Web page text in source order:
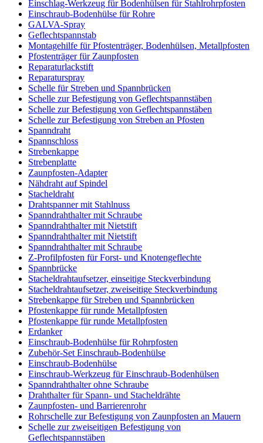
Einschlag-Werkzeug für Bodenhülsen für Stahlrohrpfosten
Einschraub-Bodenhülse für Rohre
GALVA-Spray
Geflechtspannstab
Montagehilfe für Pfostenträger, Bodenhülsen, Metallpfosten
Pfostenträger für Zaunpfosten
Reparaturlackstift
Reparaturspray
Schelle für Streben und Spannbrücken
Schelle zur Befestigung von Geflechtspannstäben
Schelle zur Befestigung von Geflechtspannstäben
Schelle zur Befestigung von Streben an Pfosten
Spanndraht
Spannschloss
Strebenkappe
Strebenplatte
Zaunpfosten-Adapter
Nähdraht auf Spindel
Stacheldraht
Drahtspanner mit Stahlnuss
Spanndrahthalter mit Schraube
Spanndrahthalter mit Nietstift
Spanndrahthalter mit Nietstift
Spanndrahthalter mit Schraube
Z-Profilpfosten für Forst- und Knotengeflechte
Spannbrücke
Stacheldrahtaufsetzer, einseitige Steckverbindung
Stacheldrahtaufsetzer, zweiseitige Steckverbindung
Strebenkappe für Streben und Spannbrücken
Pfostenkappe für runde Metallpfosten
Pfostenkappe für runde Metallpfosten
Erdanker
Einschraub-Bodenhülse für Rohrpfosten
Zubehör-Set Einschraub-Bodenhülse
Einschraub-Bodenhülse
Einschraub-Werkzeug für Einschraub-Bodenhülsen
Spanndrahthalter ohne Schraube
Drahthalter für Spann- und Stacheldrähte
Zaunpfosten- und Barrierenrohr
Rohrschelle zur Befestigung von Zaunpfosten an Mauern
Schelle zur zweiseitigen Befestigung von
Geflechtspannstäben